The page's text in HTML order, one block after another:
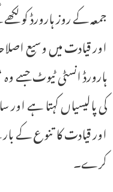
جمعہ کے روز ہارورڈ کو
اور قیادت میں وسیع
ہارورڈ انسٹی ٹیوٹ جسے
کی پالیسیاں کہتا ہے
اور قیادت کا تنوع کے
کرے۔